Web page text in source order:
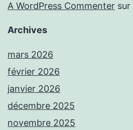
A WordPress Commenter sur
Archives
mars 2026
février 2026
janvier 2026
décembre 2025
novembre 2025